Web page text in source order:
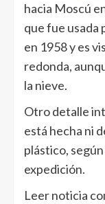
hacia Moscú
que fue usada
en 1958 y es
redonda,
la nieve.
Otro detalle
está hecha ni
plástico,
expedición.
Leer noticia